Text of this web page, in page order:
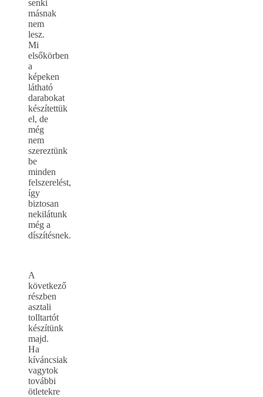
senki
másnak
nem
lesz.
Mi
elsőkörben
a
képeken
látható
darabokat
készítettük
el, de
még
nem
szereztünk
be
minden
felszerelést,
így
biztosan
nekilátunk
még a
díszítésnek.
A
következő
részben
asztali
tolltartót
készítünk
majd.
Ha
kíváncsiak
vagytok
további
ötletekre